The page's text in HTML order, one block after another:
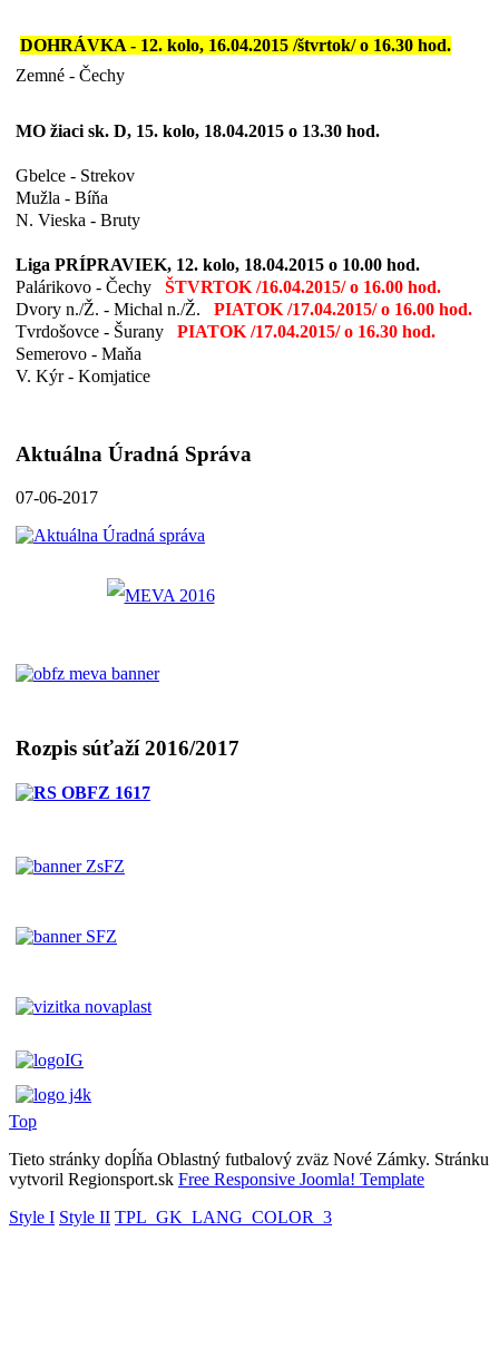
DOHRÁVKA - 12. kolo, 16.04.2015 /štvrtok/ o 16.30 hod.
Zemné - Čechy
MO žiaci sk. D, 15. kolo, 18.04.2015 o 13.30 hod.
Gbelce - Strekov
Mužla - Bíňa
N. Vieska - Bruty
Liga PRÍPRAVIEK, 12. kolo, 18.04.2015 o 10.00 hod.
Palárikovo - Čechy ŠTVRTOK /16.04.2015/ o 16.00 hod.
Dvory n./Ž. - Michal n./Ž. PIATOK /17.04.2015/ o 16.00 hod.
Tvrdošovce - Šurany PIATOK /17.04.2015/ o 16.30 hod.
Semerovo - Maňa
V. Kýr - Komjatice
Aktuálna Úradná Správa
07-06-2017
Rozpis súťaží 2016/2017
Top
Tieto stránky dopĺňa Oblastný futbalový zväz Nové Zámky. Stránku
vytvoril Regionsport.sk Free Responsive Joomla! Template
Style I Style II TPL_GK_LANG_COLOR_3